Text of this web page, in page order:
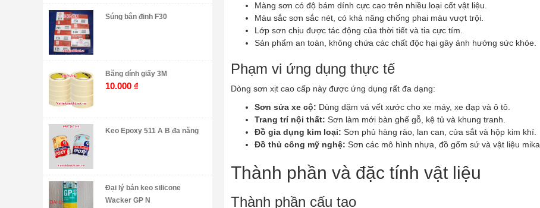
Màng sơn có độ bám dính cực cao trên nhiều loại cốt vật liệu.
Màu sắc sơn sắc nét, có khả năng chống phai màu vượt trội.
Lớp sơn chịu được tác động của thời tiết và tia cực tím.
Sản phẩm an toàn, không chứa các chất độc hại gây ảnh hưởng sức khỏe.
Phạm vi ứng dụng thực tế
Dòng sơn xịt cao cấp này được ứng dụng rất đa dạng:
Sơn sửa xe cộ: Dùng dặm vá vết xước cho xe máy, xe đạp và ô tô.
Trang trí nội thất: Sơn làm mới bàn ghế gỗ, kệ tủ và khung tranh.
Đồ gia dụng kim loại: Sơn phủ hàng rào, lan can, cửa sắt và hộp kim khí.
Đồ thủ công mỹ nghệ: Sơn các mô hình nhựa, đồ gốm sứ và vật liệu mika.
Thành phần và đặc tính vật liệu
Thành phần cấu tạo
Súng bắn đinh F30
Băng dính giấy 3M
10.000 ₫
Keo Epoxy 511 A B đa năng
Đại lý bán keo silicone
Wacker GP N